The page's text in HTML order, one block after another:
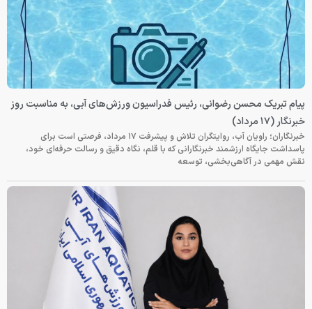
پیام تبریک محسن رضوانی، رئیس فدراسیون ورزش‌های آبی، به مناسبت روز
خبرنگار (۱۷ مرداد)
خبرنگاران؛ راویان آب، روایتگران تلاش و پیشرفت ۱۷ مرداد، فرصتی است برای
پاسداشت جایگاه ارزشمند خبرنگارانی که با قلم، نگاه دقیق و رسالت حرفه‌ای خود،
نقش مهمی در آگاهی‌بخشی، توسعه